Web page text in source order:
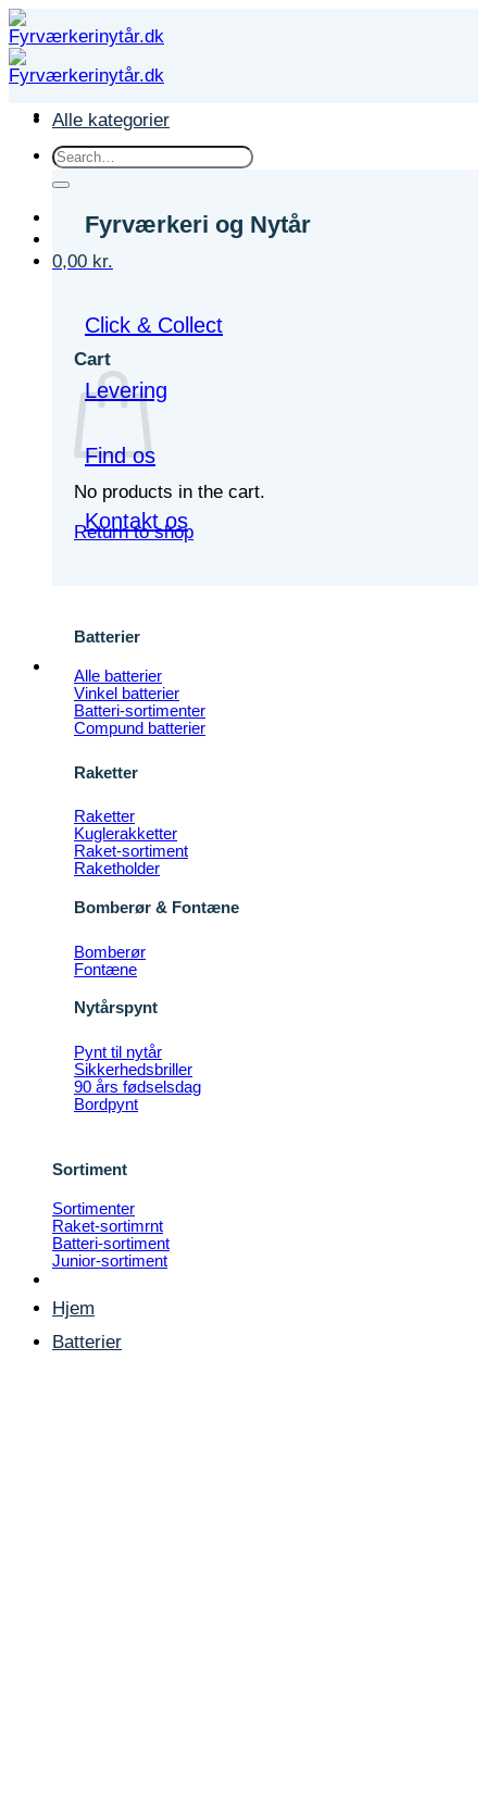
Fortsæt
til
indhold
Search
0,00 kr.
Cart
No products in the cart.
Return to shop
Alle kategorier
Fyrværkeri og Nytår
Click & Collect
Levering
Find os
Kontakt os
Batterier
Alle batterier
Vinkel batterier
Batteri-sortimenter
Compund batterier
Raketter
Raketter
Kuglerakketter
Raket-sortiment
Raketholder
Bomberør & Fontæne
Bomberør
Fontæne
Nytårspynt
Pynt til nytår
Sikkerhedsbriller
90 års fødselsdag
Bordpynt
Sortiment
Sortimenter
Raket-sortimrnt
Batteri-sortiment
Junior-sortiment
Hjem
Batterier